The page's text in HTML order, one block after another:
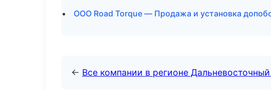
ООО Road Torque — Продажа и установка
← Все компании в регионе